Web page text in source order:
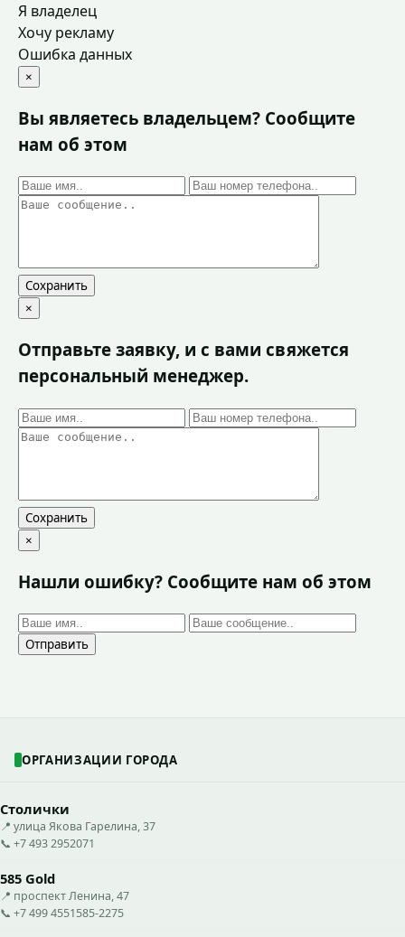
Я владелец
Хочу рекламу
Ошибка данных
×
Вы являетесь владельцем? Сообщите
нам об этом
Сохранить
×
Отправьте заявку, и с вами свяжется
персональный менеджер.
Сохранить
×
Нашли ошибку? Сообщите нам об этом
Отправить
ОРГАНИЗАЦИИ ГОРОДА
Столички
📍 улица Якова Гарелина, 37
📞 +7 493 2952071
585 Gold
📍 проспект Ленина, 47
📞 +7 499 4551585-2275